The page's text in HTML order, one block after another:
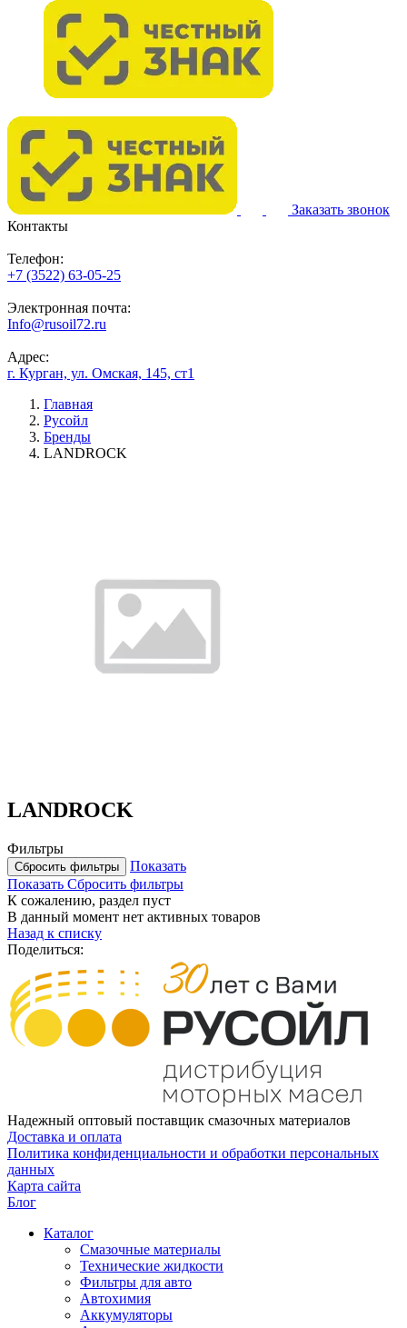
Заказать звонок
Контакты
Телефон:
+7 (3522) 63-05-25
Электронная почта:
Info@rusoil72.ru
Адрес:
г. Курган, ул. Омская, 145, ст1
Главная
Русойл
Бренды
LANDROCK
LANDROCK
Фильтры
Сбросить фильтры
Показать
Показать Сбросить фильтры
К сожалению, раздел пуст
В данный момент нет активных товаров
Назад к списку
Поделиться:
Надежный оптовый поставщик смазочных материалов
Доставка и оплата
Политика конфиденциальности и обработки персональных
данных
Карта сайта
Блог
Каталог
Смазочные материалы
Технические жидкости
Фильтры для авто
Автохимия
Аккумуляторы